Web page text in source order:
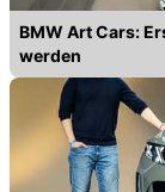
BMW Art Cars:
werden